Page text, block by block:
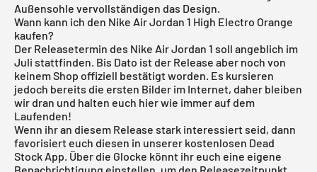
Außensohle vervollständigen das Design.
Wann kann ich den Nike Air Jordan 1 High Electro Orange
kaufen?
Der Releasetermin des Nike Air Jordan 1 soll angeblich im
Juli stattfinden. Bis Dato ist der Release aber noch von
keinem Shop offiziell bestätigt worden. Es kursieren
jedoch bereits die ersten Bilder im Internet, daher bleiben
wir dran und halten euch hier wie immer auf dem
Laufenden!
Wenn ihr an diesem Release stark interessiert seid, dann
favorisiert euch diesen in unserer kostenlosen Dead
Stock App. Über die Glocke könnt ihr euch eine eigene